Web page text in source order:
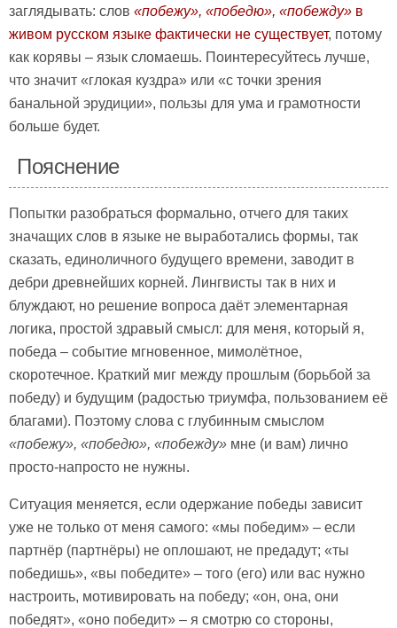
заглядывать: слов «побежу», «победю», «побежду» в
живом русском языке фактически не существует, потому
как корявы – язык сломаешь. Поинтересуйтесь лучше,
что значит «глокая куздра» или «с точки зрения
банальной эрудиции», пользы для ума и грамотности
больше будет.
Пояснение
Попытки разобраться формально, отчего для таких
значащих слов в языке не выработались формы, так
сказать, единоличного будущего времени, заводит в
дебри древнейших корней. Лингвисты так в них и
блуждают, но решение вопроса даёт элементарная
логика, простой здравый смысл: для меня, который я,
победа – событие мгновенное, мимолётное,
скоротечное. Краткий миг между прошлым (борьбой за
победу) и будущим (радостью триумфа, пользованием её
благами). Поэтому слова с глубинным смыслом
«побежу», «победю», «побежду» мне (и вам) лично
просто-напросто не нужны.
Ситуация меняется, если одержание победы зависит
уже не только от меня самого: «мы победим» – если
партнёр (партнёры) не оплошают, не предадут; «ты
победишь», «вы победите» – того (его) или вас нужно
настроить, мотивировать на победу; «он, она, они
победят», «оно победит» – я смотрю со стороны,